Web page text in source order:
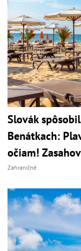
Slovák
Benátkach:
očiam!
Zahraničné